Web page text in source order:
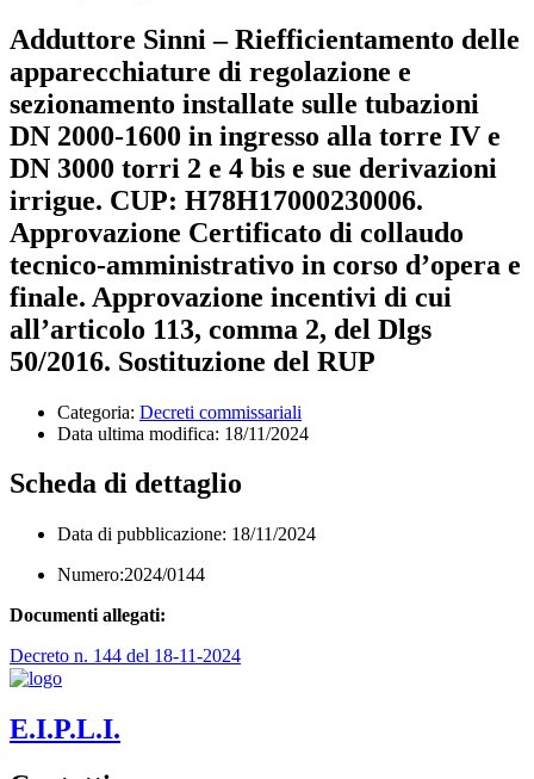
Adduttore Sinni – Riefficientamento delle
apparecchiature di regolazione e
sezionamento installate sulle tubazioni
DN 2000-1600 in ingresso alla torre IV e
DN 3000 torri 2 e 4 bis e sue derivazioni
irrigue. CUP: H78H17000230006.
Approvazione Certificato di collaudo
tecnico-amministrativo in corso d’opera e
finale. Approvazione incentivi di cui
all’articolo 113, comma 2, del Dlgs
50/2016. Sostituzione del RUP
Categoria: Decreti commissariali
Data ultima modifica: 18/11/2024
Scheda di dettaglio
Data di pubblicazione: 18/11/2024
Numero:2024/0144
Documenti allegati:
Decreto n. 144 del 18-11-2024
E.I.P.L.I.